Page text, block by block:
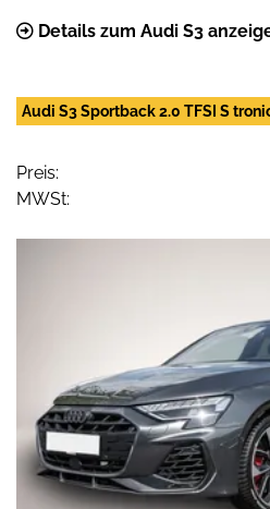
Details zum Audi S3
Audi S3 Sportback 2.0 TFSI S
Preis:
MWSt: